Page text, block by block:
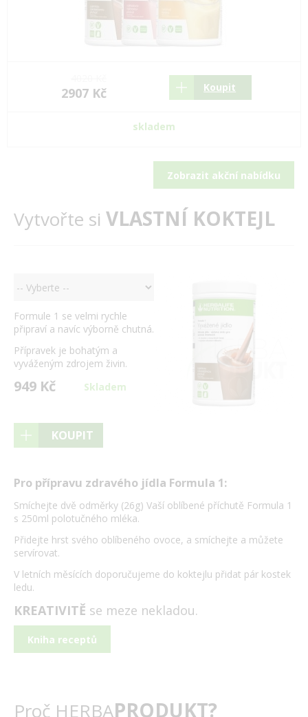
2907 Kč Koupit
skladem
Zobrazit akční nabídku
Vytvořte si VLASTNÍ KOKTEJL
Formule 1 se velmi rychle
připraví a navíc výborně chutná.
Přípravek je bohatým a
vyváženým zdrojem živin.
949 Kč Skladem
KOUPIT
Pro přípravu zdravého jídla Formula 1:
Smíchejte dvě odměrky (26g) Vaší oblíbené příchutě Formula 1
s 250ml polotučného mléka.
Přidejte hrst svého oblíbeného ovoce, a smíchejte a můžete
servírovat.
V letních měsících doporučujeme do koktejlu přidat pár kostek
ledu.
KREATIVITĚ se meze nekladou.
Kniha receptů
Proč HERBAPRODUKT?